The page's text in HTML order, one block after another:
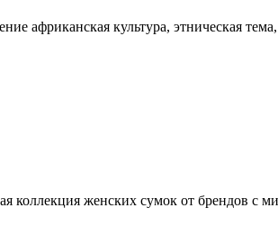
африканская культура, этническая
коллекция женских сумок от брендов